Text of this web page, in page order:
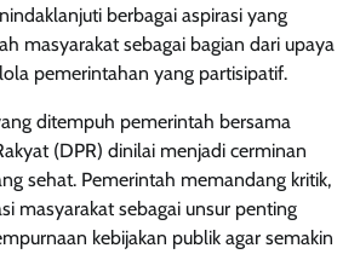
berbagai aspirasi yang
masyarakat sebagai bagian dari upaya
pemerintahan yang partisipatif.
ditempuh pemerintah bersama
(DPR) dinilai menjadi cerminan
sehat. Pemerintah memandang kritik,
masyarakat sebagai unsur penting
kebijakan publik agar semakin